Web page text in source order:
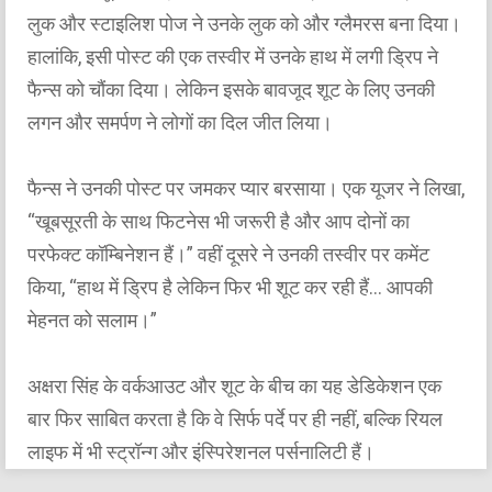
लुक और स्टाइलिश पोज ने उनके लुक को और ग्लैमरस बना दिया।
हालांकि, इसी पोस्ट की एक तस्वीर में उनके हाथ में लगी ड्रिप ने
फैन्स को चौंका दिया। लेकिन इसके बावजूद शूट के लिए उनकी
लगन और समर्पण ने लोगों का दिल जीत लिया।
फैन्स ने उनकी पोस्ट पर जमकर प्यार बरसाया। एक यूजर ने लिखा,
“खूबसूरती के साथ फिटनेस भी जरूरी है और आप दोनों का
परफेक्ट कॉम्बिनेशन हैं।” वहीं दूसरे ने उनकी तस्वीर पर कमेंट
किया, “हाथ में ड्रिप है लेकिन फिर भी शूट कर रही हैं… आपकी
मेहनत को सलाम।”
अक्षरा सिंह के वर्कआउट और शूट के बीच का यह डेडिकेशन एक
बार फिर साबित करता है कि वे सिर्फ पर्दे पर ही नहीं, बल्कि रियल
लाइफ में भी स्ट्रॉन्ग और इंस्पिरेशनल पर्सनालिटी हैं।